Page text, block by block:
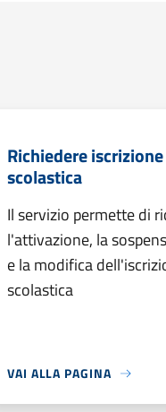
Richiedere
scolastica
Il servizio permette di
l'attivazione, la
e la modifica
scolastica
VAI ALLA PAGINA